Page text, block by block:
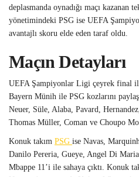
deplasmanda oynadığı maçı
yönetimindeki PSG ise UEFA
avantajlı skoru elde eden taraf oldu.
Maçın Detayları
UEFA Şampiyonlar Ligi çeyrek final
Bayern Münih ile PSG kozlarını
Neuer, Süle, Alaba, Pavard,
Thomas Müller, Coman ve Choupo
Konuk takım PSG ise Navas,
Danilo Pereria, Gueye, Angel Di
Mbappe 11’i ile sahaya çıktı. Konuk